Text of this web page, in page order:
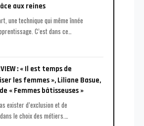
aux reines
une technique qui même înnée
C’est dans ce
: « Il est temps de
les femmes », Liliane Basue,
« Femmes bâtisseuses »
exister d’exclusion et de
le choix des métiers.